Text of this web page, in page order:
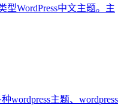
WordPress中文主题。主
wordpress主题、wordpress